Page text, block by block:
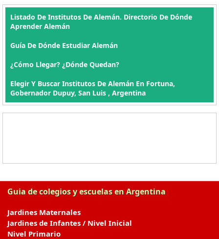
Listado De Institutos De Alemán. Directorio De Dónde
Aprender Alemán
Guía De Dónde Estudiar Alemán
¿Cómo Llegar? ¿Dónde Quedan?
Elegir Y Buscar Institutos De Alemán En Fortuna,
Gobernador Dupuy, San Luis , Argentina
Guia de colegios y escuelas en Argentina
Jardines Maternales
Jardines de Infantes / Nivel Inicial
Nivel Primario